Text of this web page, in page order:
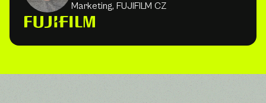
Marketing, FUJIFILM CZ